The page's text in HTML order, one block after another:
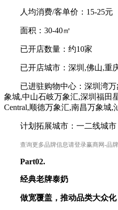
人均消费/客单价：15-25元
面积：30-40㎡
已开店数量：约10家
已开店城市：深圳,佛山,重
已进驻购物中心：深圳湾
象城,中山石岐万象汇,深圳福田
Central,顺德万象汇,南昌万象城,
计划拓展城市：一二线城市
查询更多品牌信息请登录赢商网-品
Part02.
经典老牌泰奶
做宽覆盖，推动品类大众化